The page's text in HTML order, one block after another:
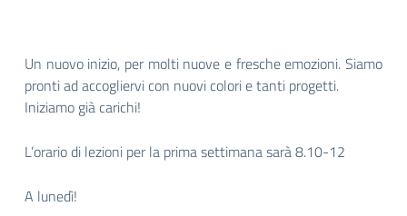
Un nuovo inizio, per molti nuove e fresche emozioni. Siamo
pronti ad accogliervi con nuovi colori e tanti progetti.
Iniziamo già carichi!
L’orario di lezioni per la prima settimana sarà 8.10-12
A lunedì!